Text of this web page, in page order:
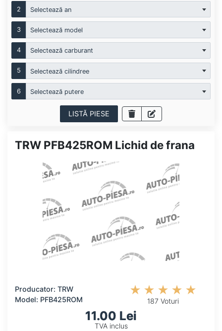
2 Selectează an
3 Selectează model
4 Selectează carburant
5 Selectează cilindree
6 Selectează putere
LISTĂ PIESE
TRW PFB425ROM Lichid de frana
Producator: TRW
Model: PFB425ROM
187 Voturi
11.00 Lei
TVA inclus